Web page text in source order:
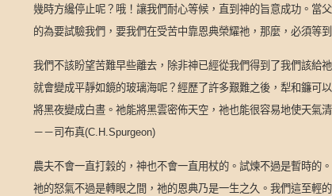
幾時方纔停止呢？哦！讓我們耐心等候，直到神的旨意成功。當
的為要試驗我們，要我們在受苦中靠恩典榮耀祂，那麼，必須等
我們不該盼望苦難早些離去，除非神已經從我們得到了我們該給
就會變成平靜如鏡的玻璃海呢？經歷了許多艱難之後，犁和鐮可
將黑夜變成白晝。祂能將黑雲密佈天空，祂也能很容易地使天氣
－－司布真(C.H.Spurgeon)
農夫不會一直打穀的，神也不會一直用杖的。試煉不過是暫時的
祂的怒氣不過是轉眼之間，祂的恩典乃是一生之久。我們這至輕